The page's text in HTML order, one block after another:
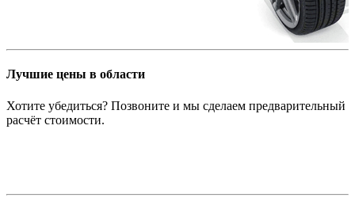
Лучшие цены в области
Хотите убедиться? Позвоните и мы сделаем предварительный
расчёт стоимости.